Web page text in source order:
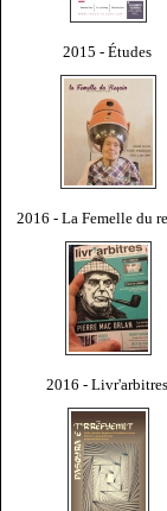
2015 - Études
2016 - La Femelle du
2016 - Livr'arbitres